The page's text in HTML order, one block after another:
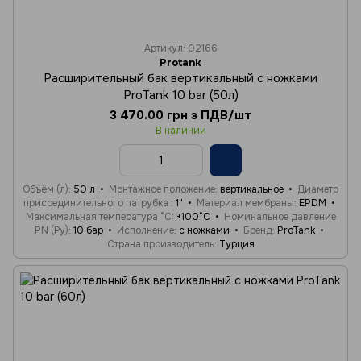
Артикул: 02166
Protank
Расширительный бак вертикальный с ножками
ProTank 10 bar (50л)
3 470.00 грн з ПДВ/шт
В наличии
Объём (л) 50 л Монтажное положение вертикальное
Диаметр
присоединительного патрубка
1" Материал мембраны EPDM
Максимальная температура °C +100°C
Номинальное давление
PN (Ру) 10 бар Исполнение с ножками Бренд ProTank
Страна производитель Турция